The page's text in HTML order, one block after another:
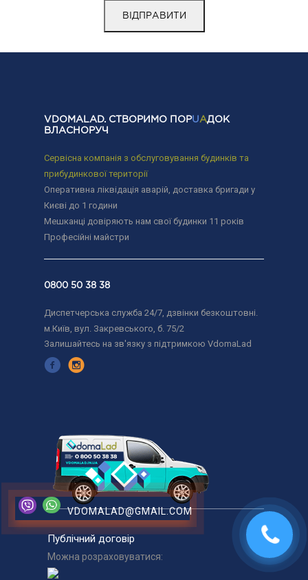
VDOMALAD. СТВОРИМО ПОРUAДОК
ВЛАСНОРУЧ
Сервісна компанія з обслуговування будинків та
прибудинкової території
Оперативна ліквідація аварій, доставка бригади у
Києві до 1 години
Мешканці довіряють нам свої будинки 11 років
Професійні майстри
0800 50 38 38
Диспетчерська служба 24/7, дзвінки безкоштовні.
м.Київ, вул. Закревського, б. 75/2
Залишайтесь на зв'язку з підтримкою VdomaLad
VDOMALAD@GMAIL.COM
Публічний договір
Можна розраховуватися: